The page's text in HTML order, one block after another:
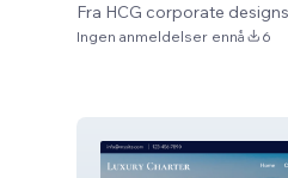
Fra HCG corporate designs
Ingen anmeldelser ennå 6